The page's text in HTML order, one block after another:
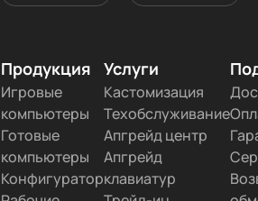
Продукция
Игровые
компьютеры
Готовые
компьютеры
Конфигуратор
Услуги
Кастомизация
Техобслуживание
Апгрейд центр
Апгрейд
клавиатур